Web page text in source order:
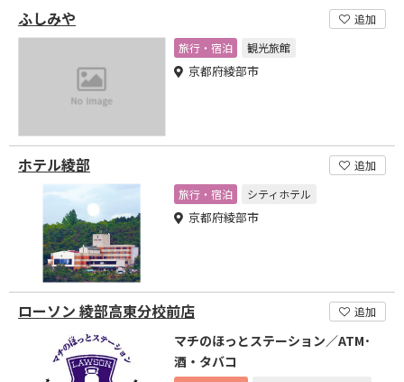
ふしみや
追加
旅行・宿泊
観光旅館
京都府綾部市
ホテル綾部
追加
旅行・宿泊
シティホテル
京都府綾部市
ローソン 綾部高東分校前店 追加
マチのほっとステーション／ATM･
酒・タバコ